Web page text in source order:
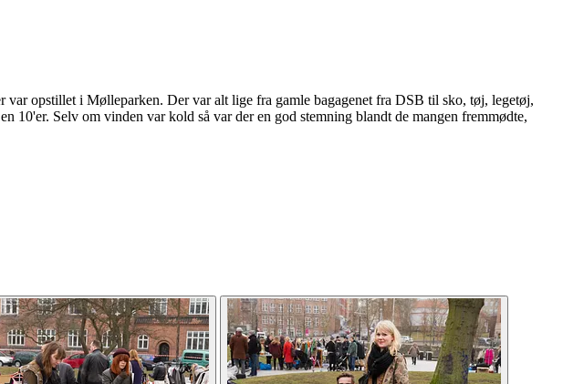
opstillet i Mølleparken. Der var alt lige fra gamle bagagenet fra DSB til sko, tøj, legetøj,
Selv om vinden var kold så var der en god stemning blandt de mangen fremmødte,